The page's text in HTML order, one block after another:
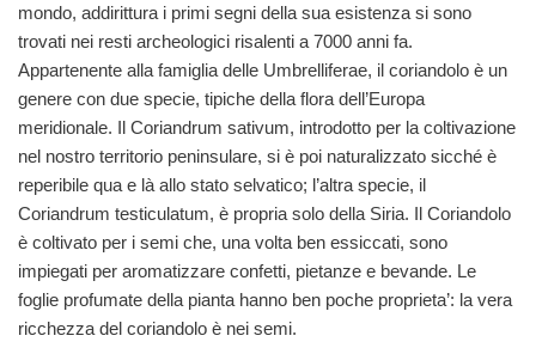
mondo, addirittura i primi segni della sua esistenza si sono
trovati nei resti archeologici risalenti a 7000 anni fa.
Appartenente alla famiglia delle Umbrelliferae, il coriandolo è un
genere con due specie, tipiche della flora dell’Europa
meridionale. Il Coriandrum sativum, introdotto per la coltivazione
nel nostro territorio peninsulare, si è poi naturalizzato sicché è
reperibile qua e là allo stato selvatico; l’altra specie, il
Coriandrum testiculatum, è propria solo della Siria. Il Coriandolo
è coltivato per i semi che, una volta ben essiccati, sono
impiegati per aromatizzare confetti, pietanze e bevande. Le
foglie profumate della pianta hanno ben poche proprieta’: la vera
ricchezza del coriandolo è nei semi.